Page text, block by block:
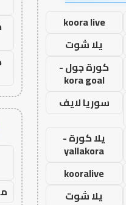
koora live
يلا شوت
كورة جول -
kora goal
سوريا لايف
يلا كورة -
yallakora
kooralive
يلا شوت